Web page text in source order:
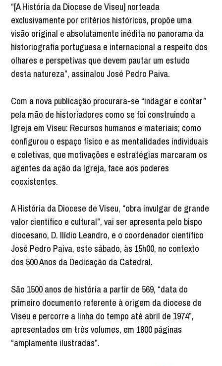
“[A História da Diocese de Viseu] norteada
exclusivamente por critérios históricos, propõe uma
visão original e absolutamente inédita no panorama da
historiografia portuguesa e internacional a respeito dos
olhares e perspetivas que devem pautar um estudo
desta natureza”, assinalou José Pedro Paiva.
Com a nova publicação procurara-se “indagar e contar”
pela mão de historiadores como se foi construindo a
Igreja em Viseu: Recursos humanos e materiais; como
configurou o espaço físico e as mentalidades individuais
e coletivas, que motivações e estratégias marcaram os
agentes da ação da Igreja, face aos poderes
coexistentes.
A História da Diocese de Viseu, “obra invulgar de grande
valor científico e cultural”, vai ser apresenta pelo bispo
diocesano, D. Ilídio Leandro, e o coordenador científico
José Pedro Paiva, este sábado, às 15h00, no contexto
dos 500 Anos da Dedicação da Catedral.
São 1500 anos de história a partir de 569, “data do
primeiro documento referente à origem da diocese de
Viseu e percorre a linha do tempo até abril de 1974”,
apresentados em três volumes, em 1800 páginas
“amplamente ilustradas”.